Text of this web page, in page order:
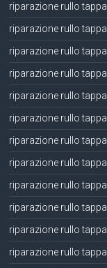
riparazione rullo
riparazione rullo
riparazione rullo
riparazione rullo
riparazione rullo
riparazione rullo
riparazione rullo
riparazione rullo
riparazione rullo
riparazione rullo
riparazione rullo
riparazione rullo